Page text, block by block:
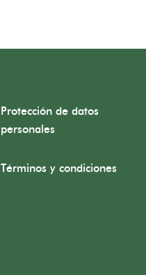
Protección de datos
personales
Términos y condiciones